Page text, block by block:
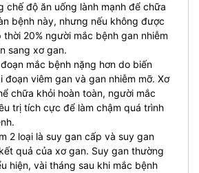
chế độ ăn uống lành mạnh để chữa
bệnh này, nhưng nếu không được
thời 20% người mắc bệnh gan nhiễm
sang xơ gan.
mắc bệnh nặng hơn do biến
đoạn viêm gan và gan nhiễm mỡ. Xơ
chữa khỏi hoàn toàn, người mắc
trị tích cực để làm chậm quá trình
2 loại là suy gan cấp và suy gan
quả của xơ gan. Suy gan thường
hiện, vài tháng sau khi mắc bệnh